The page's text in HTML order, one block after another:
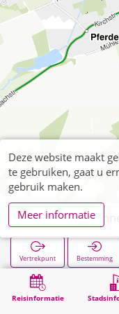
Reisinformatie
Kinzweiler
Vertrekpunt Bestemming
Zoekopracht Kinzweiler
Deze website maakt
te gebruiken, gaat u
gebruik maken.
Meer informatie